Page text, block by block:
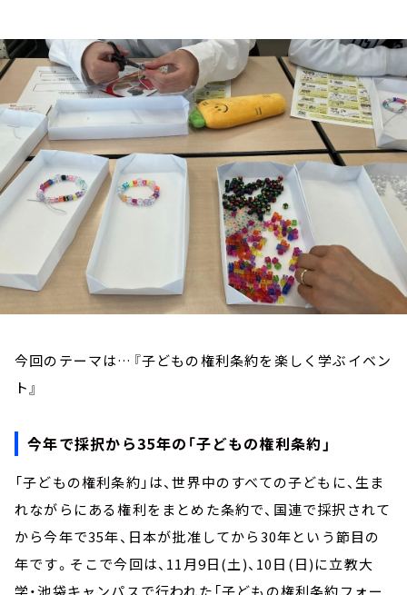
トピックス
TBS Podcast
お知らせ
イベント・グッズ
YouTube
会社情報
今回のテーマは…『子どもの権利条約を楽しく学ぶイベン
ト』
今年で採択から35年の「子どもの権利条約」
「子どもの権利条約」は、世界中のすべての子どもに、生ま
れながらにある権利をまとめた条約で、国連で採択されて
から今年で35年、日本が批准してから30年という節目の
年です。そこで今回は、11月9日(土)、10日(日)に立教大
学・池袋キャンパスで行われた「子どもの権利条約フォー